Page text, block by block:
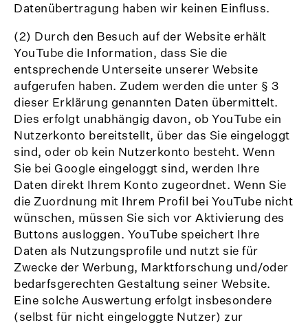
Datenübertragung haben wir keinen Einfluss.
(2) Durch den Besuch auf der Website erhält
YouTube die Information, dass Sie die
entsprechende Unterseite unserer Website
aufgerufen haben. Zudem werden die unter § 3
dieser Erklärung genannten Daten übermittelt.
Dies erfolgt unabhängig davon, ob YouTube ein
Nutzerkonto bereitstellt, über das Sie eingeloggt
sind, oder ob kein Nutzerkonto besteht. Wenn
Sie bei Google eingeloggt sind, werden Ihre
Daten direkt Ihrem Konto zugeordnet. Wenn Sie
die Zuordnung mit Ihrem Profil bei YouTube nicht
wünschen, müssen Sie sich vor Aktivierung des
Buttons ausloggen. YouTube speichert Ihre
Daten als Nutzungsprofile und nutzt sie für
Zwecke der Werbung, Marktforschung und/oder
bedarfsgerechten Gestaltung seiner Website.
Eine solche Auswertung erfolgt insbesondere
(selbst für nicht eingeloggte Nutzer) zur